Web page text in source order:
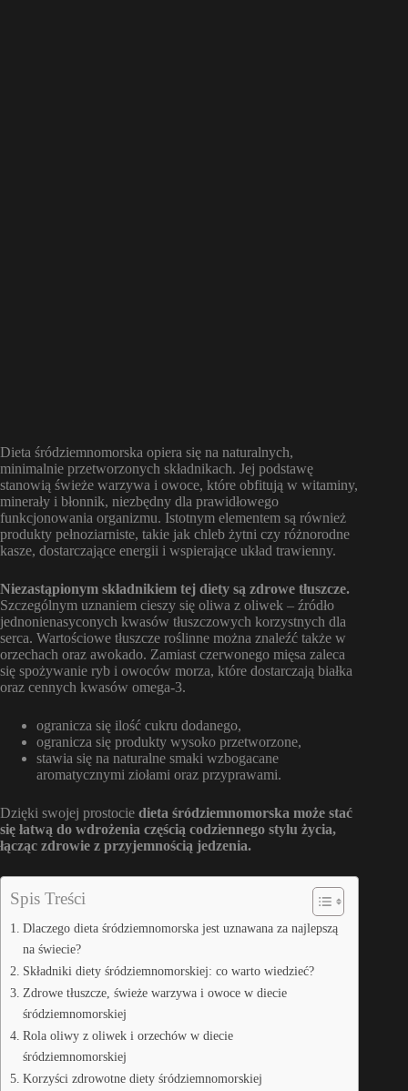
Dieta śródziemnomorska opiera się na naturalnych,
minimalnie przetworzonych składnikach. Jej podstawę
stanowią świeże warzywa i owoce, które obfitują w witaminy,
minerały i błonnik, niezbędny dla prawidłowego
funkcjonowania organizmu. Istotnym elementem są również
produkty pełnoziarniste, takie jak chleb żytni czy różnorodne
kasze, dostarczające energii i wspierające układ trawienny.
Niezastąpionym składnikiem tej diety są zdrowe tłuszcze.
Szczególnym uznaniem cieszy się oliwa z oliwek – źródło
jednonienasyconych kwasów tłuszczowych korzystnych dla
serca. Wartościowe tłuszcze roślinne można znaleźć także w
orzechach oraz awokado. Zamiast czerwonego mięsa zaleca
się spożywanie ryb i owoców morza, które dostarczają białka
oraz cennych kwasów omega-3.
ogranicza się ilość cukru dodanego,
ogranicza się produkty wysoko przetworzone,
stawia się na naturalne smaki wzbogacane
aromatycznymi ziołami oraz przyprawami.
Dzięki swojej prostocie dieta śródziemnomorska może stać
się łatwą do wdrożenia częścią codziennego stylu życia,
łącząc zdrowie z przyjemnością jedzenia.
Spis Treści
Dlaczego dieta śródziemnomorska jest uznawana za najlepszą
na świecie?
Składniki diety śródziemnomorskiej: co warto wiedzieć?
Zdrowe tłuszcze, świeże warzywa i owoce w diecie
śródziemnomorskiej
Rola oliwy z oliwek i orzechów w diecie
śródziemnomorskiej
Korzyści zdrowotne diety śródziemnomorskiej